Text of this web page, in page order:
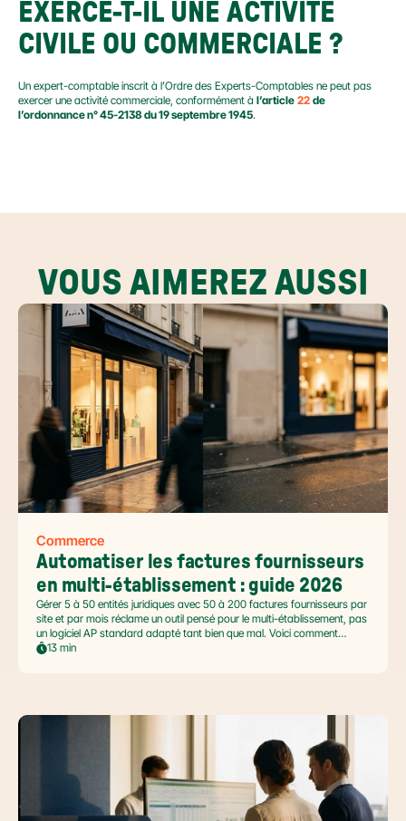
EXERCE-T-IL UNE ACTIVITÉ
CIVILE OU COMMERCIALE ?
Un expert-comptable inscrit à l’Ordre des Experts-Comptables ne peut pas
exercer une activité commerciale, conformément à l’article 22 de
l’ordonnance n° 45-2138 du 19 septembre 1945.
VOUS AIMEREZ AUSSI
Commerce
Automatiser les factures fournisseurs
en multi-établissement : guide 2026
Gérer 5 à 50 entités juridiques avec 50 à 200 factures fournisseurs par
site et par mois réclame un outil pensé pour le multi-établissement, pas
un logiciel AP standard adapté tant bien que mal. Voici comment
automatiser sans casser la gouvernance locale, capturer le levier BFR
13 min